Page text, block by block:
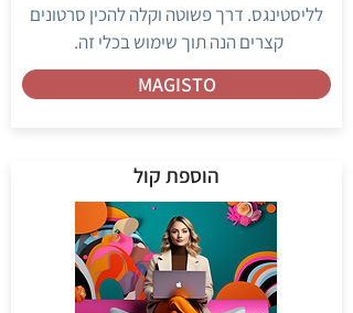
לליסטינגס. דרך פשוטה וקלה להכין סרטונים
קצרים הנה תוך שימוש בכלי זה.
MAGISTO
הוספת קול